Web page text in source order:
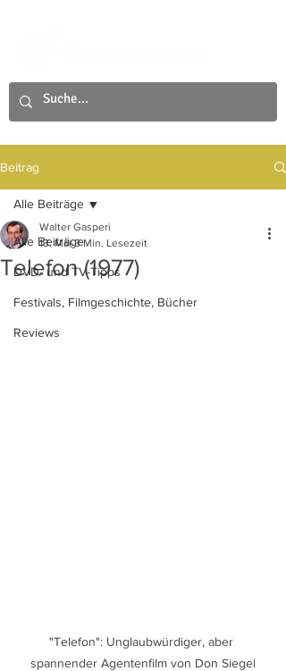
Beitrag
Alle Beiträge
DVD- und TV-Tipps
Festivals, Filmgeschichte, Bücher
Reviews
Alle Beiträge
Telefon (1977)
Walter Gasperi
13. Mai 3 Min. Lesezeit
"Telefon": Unglaubwürdiger, aber
spannender Agentenfilm von Don Siegel